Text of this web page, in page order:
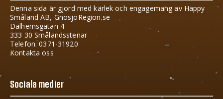
Denna sida är gjord med kärlek och engagemang av Happy
Småland AB, GnosjoRegion.se
Dalhemsgatan 4
333 30 Smålandsstenar
Telefon: 0371-31920
Kontakta oss
Sociala medier